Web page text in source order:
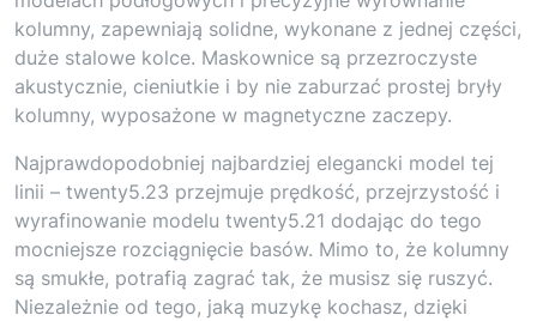
kolumny, zapewniają solidne, wykonane z jednej części,
duże stalowe kolce. Maskownice są przezroczyste
akustycznie, cieniutkie i by nie zaburzać prostej bryły
kolumny, wyposażone w magnetyczne zaczepy.
Najprawdopodobniej najbardziej elegancki model tej
linii – twenty5.23 przejmuje prędkość, przejrzystość i
wyrafinowanie modelu twenty5.21 dodając do tego
mocniejsze rozciągnięcie basów. Mimo to, że kolumny
są smukłe, potrafią zagrać tak, że musisz się ruszyć.
Niezależnie od tego, jaką muzykę kochasz, dzięki